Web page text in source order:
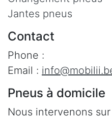
Jantes pneus
Contact
Phone :
Email :
Pneus à domicile
Nous intervenons